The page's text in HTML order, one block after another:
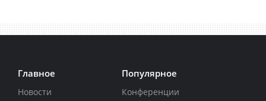
Главное
Новости
Популярное
Конференции